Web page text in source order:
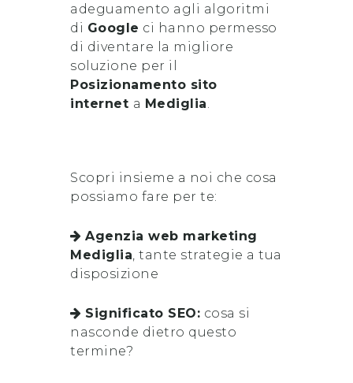
adeguamento agli algoritmi
di Google ci hanno permesso
di diventare la migliore
soluzione per il
Posizionamento sito
internet a Mediglia
Scopri insieme a noi che cosa
possiamo fare per te:
Agenzia web marketing
Mediglia , tante strategie a tua
disposizione
Significato SEO: cosa si
nasconde dietro questo
termine?